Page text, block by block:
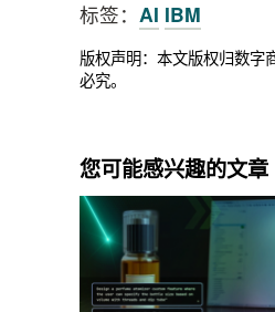
标签： AI IBM
版权声明：本文版权归数字
必究。
您可能感兴趣的文章